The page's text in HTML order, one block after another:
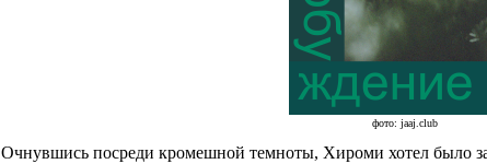
фото: jaaj.club
Очнувшись посреди кромешной темноты, Хироми хотел было